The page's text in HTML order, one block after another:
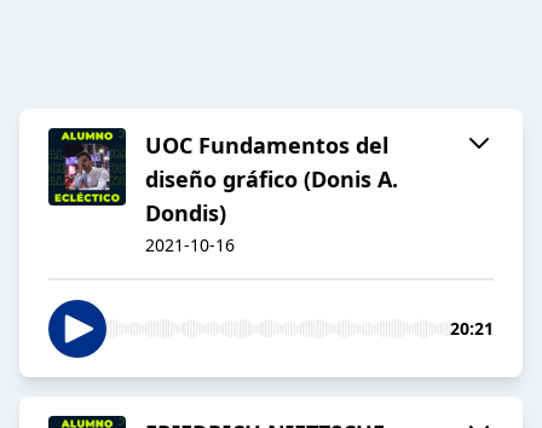
UOC Fundamentos del
diseño gráfico (Donis A.
Dondis)
2021-10-16
20:21